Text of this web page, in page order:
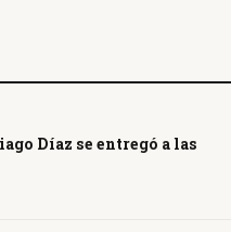
Díaz se entregó a las